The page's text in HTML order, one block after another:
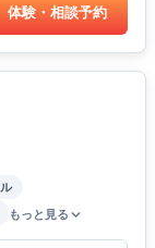
体験・相談予約
もっと見る